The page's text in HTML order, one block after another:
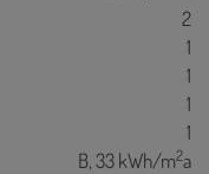
2
1
1
1
1
B, 33 kWh/m2a